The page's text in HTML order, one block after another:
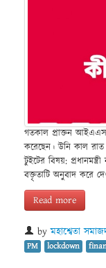
গতকাল প্রাক্তন আইএএস
করেছেন। উনি কাল
টুইটের বিষয়:
বক্তৃতাটি অনুবাদ করে
Read more
byমহাশ্বেতা
PM lockdown